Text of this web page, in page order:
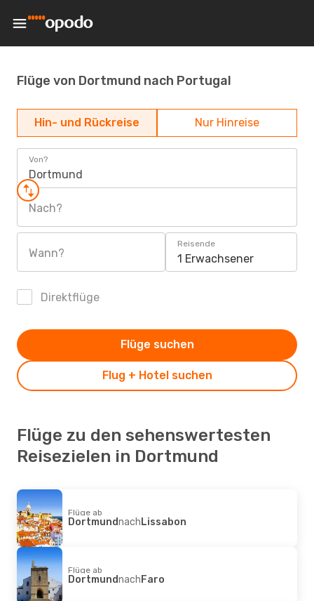
Flüge von Dortmund nach Portugal
Hin- und Rückreise Nur Hinreise
Von?
Dortmund
Nach?
Wann?
Reisende
1 Erwachsener
Direktflüge
Flug + Hotel suchen
Flüge suchen
Flüge zu den sehenswertesten
Reisezielen in Dortmund
Flüge ab
DortmundnachLissabon
Flüge ab
DortmundnachFaro